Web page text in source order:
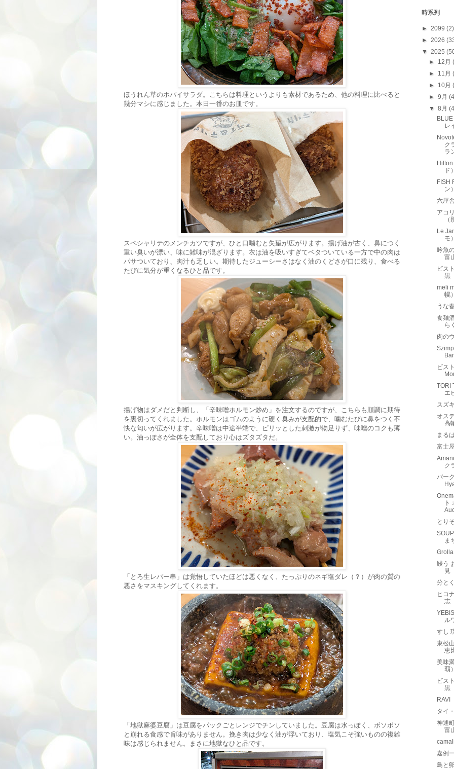
ほうれん草のポパイサラダ。こちらは料理というよりも素材であるため、他の料理に比べると
幾分マシに感じました。本日一番のお皿です。
スペシャリテのメンチカツですが、ひと口噛むと失望が広がります。揚げ油が古く、鼻につく
重い臭いが漂い、味に雑味が混ざります。衣は油を吸いすぎてベタついている一方で中の肉は
パサついており、肉汁も乏しい。期待したジューシーさはなく油のくどさが口に残り、食べる
たびに気分が重くなるひと品です。
揚げ物はダメだと判断し、「辛味噌ホルモン炒め」を注文するのですが、こちらも順調に期待
を裏切ってくれました。ホルモンはゴムのように硬く臭みが支配的で、噛むたびに鼻をつく不
快な匂いが広がります。辛味噌は中途半端で、ピリッとした刺激が物足りず、味噌のコクも薄
い。油っぽさが全体を支配しており心はズタズタだ。
「とろ生レバー串」は覚悟していたほどは悪くなく、たっぷりのネギ塩ダレ（？）が肉の質の
悪さをマスキングしてくれます。
「地獄麻婆豆腐」は豆腐をパックごとレンジでチンしていました。豆腐は水っぽく、ボソボソ
と崩れる食感で旨味がありません。挽き肉は少なく油が浮いており、塩気こそ強いものの複雑
味は感じられません。まさに地獄なひと品です。
時系列
► 2099 (2)
► 2026
▼ 2025
► 12月
► 11月
► 10月
►9月
▼8月
レ
ク
ラ
ド
FISH
ン
六厘
アコ
Le
モ
吟魚
富
ビス
黒
meli
幌
うな
食麺
ら
肉の
ビス
TORI
エ
スズ
オス
高
まる
富士
ク
パー
ト
とり
ま
鰻う
見
分と
ヒコ
志
ル
すし
東松
恵
美味
覇
ビス
黒
RAVI
タイ
神通
富
嘉例
鳥と